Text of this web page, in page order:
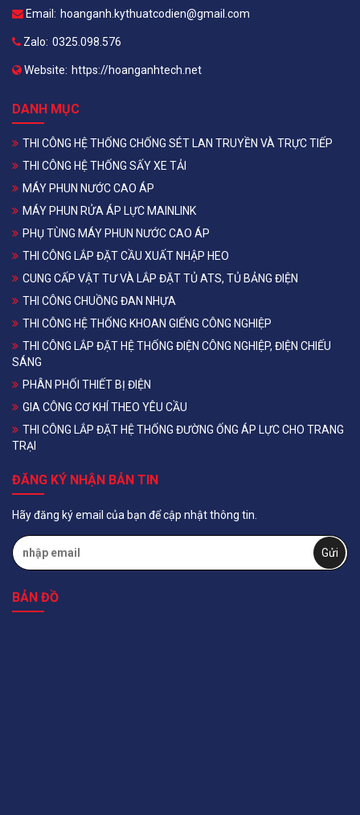
Email: hoanganh.kythuatcodien@gmail.com
Zalo: 0325.098.576
Website: https://hoanganhtech.net
DANH MỤC
THI CÔNG HỆ THỐNG CHỐNG SÉT LAN TRUYỀN VÀ TRỰC TIẾP
THI CÔNG HỆ THỐNG SẤY XE TẢI
MÁY PHUN NƯỚC CAO ÁP
MÁY PHUN RỬA ÁP LỰC MAINLINK
PHỤ TÙNG MÁY PHUN NƯỚC CAO ÁP
THI CÔNG LẮP ĐẶT CẦU XUẤT NHẬP HEO
CUNG CẤP VẬT TƯ VÀ LẮP ĐẶT TỦ ATS, TỦ BẢNG ĐIỆN
THI CÔNG CHUỒNG ĐAN NHỰA
THI CÔNG HỆ THỐNG KHOAN GIẾNG CÔNG NGHIỆP
THI CÔNG LẮP ĐẶT HỆ THỐNG ĐIỆN CÔNG NGHIỆP, ĐIỆN CHIẾU
SÁNG
PHÂN PHỐI THIẾT BỊ ĐIỆN
GIA CÔNG CƠ KHÍ THEO YÊU CẦU
THI CÔNG LẮP ĐẶT HỆ THỐNG ĐƯỜNG ỐNG ÁP LỰC CHO TRANG
TRẠI
ĐĂNG KÝ NHẬN BẢN TIN
Hãy đăng ký email của bạn để cập nhật thông tin.
BẢN ĐỒ